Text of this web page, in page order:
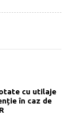
cu utilaje
în caz de